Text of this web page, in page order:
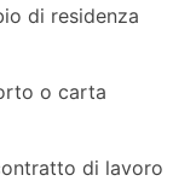
di residenza
o carta
di lavoro